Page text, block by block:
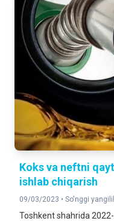
Koks va neftni
ishlab chiqarish
09/03/2023 • So'nggi
Toshkent shahrida